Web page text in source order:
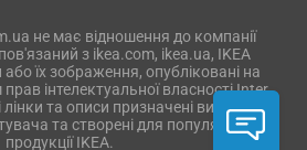
не має відношення до компанії
пов'язаний з ikea.com, ikea.ua, IKEA
або їх зображення, опубліковані на
прав інтелектуальної власності Inter
лінки та описи призначені виключно
та створені для популяризації
продукції IKEA.